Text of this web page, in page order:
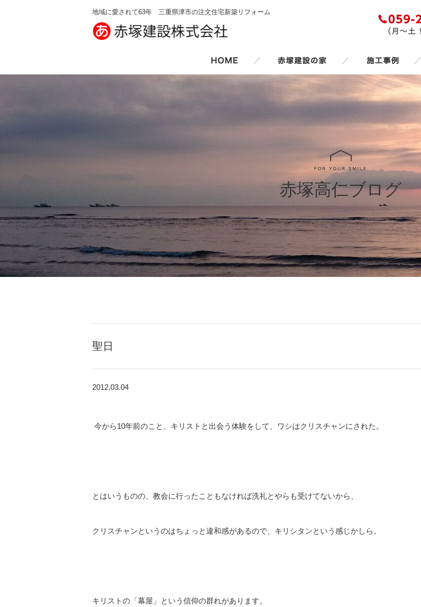
地域に愛されて63年 三重県津市の注文住宅新築リフォーム
／ ／ ／
赤塚高仁ブログ
聖日
2012.03.04
今から10年前のこと、キリストと出会う体験をして、ワシはクリスチャンにされた。
とはいうものの、教会に行ったこともなければ洗礼とやらも受けてないから、
クリスチャンというのはちょっと違和感があるので、キリシタンという感じかしら。
キリストの「幕屋」という信仰の群れがあります。